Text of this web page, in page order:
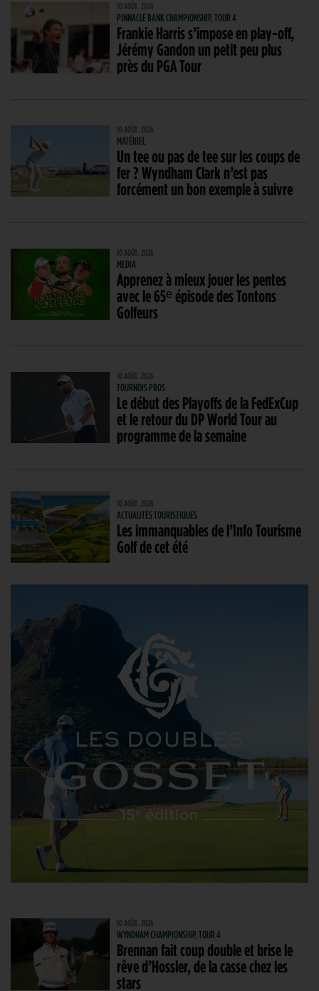
10 AOÛT. 2026
PINNACLE BANK CHAMPIONSHIP, TOUR 4
Frankie Harris s’impose en play-off,
Jérémy Gandon un petit peu plus
près du PGA Tour
10 AOÛT. 2026
MATÉRIEL
Un tee ou pas de tee sur les coups de
fer ? Wyndham Clark n’est pas
forcément un bon exemple à suivre
10 AOÛT. 2026
MEDIA
Apprenez à mieux jouer les pentes
avec le 65ᵉ épisode des Tontons
Golfeurs
10 AOÛT. 2026
TOURNOIS PROS
Le début des Playoffs de la FedExCup
et le retour du DP World Tour au
programme de la semaine
10 AOÛT. 2026
ACTUALITÉS TOURISTIQUES
Les immanquables de l’Info Tourisme
Golf de cet été
10 AOÛT. 2026
WYNDHAM CHAMPIONSHIP, TOUR 4
Brennan fait coup double et brise le
rêve d’Hossler, de la casse chez les
stars